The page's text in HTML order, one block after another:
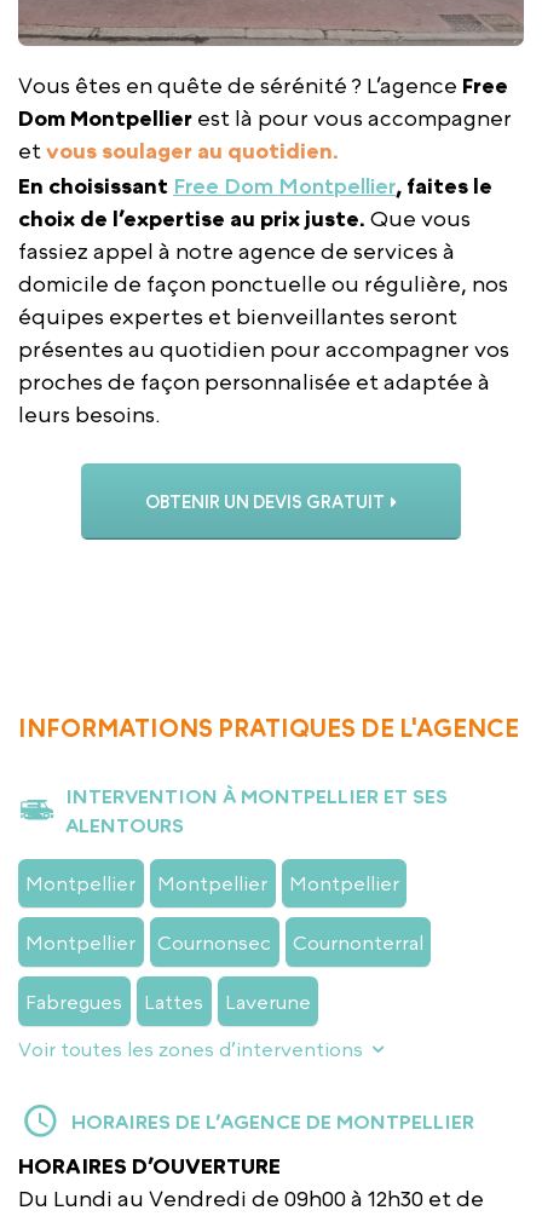
Vous êtes en quête de sérénité ? L’agence Free
Dom Montpellier est là pour vous accompagner
etvous soulager au quotidien.
En choisissant Free Dom Montpellier, faites le
choix de l’expertise au prix juste. Que vous
fassiez appel à notre agence de services à
domicile de façon ponctuelle ou régulière, nos
équipes expertes et bienveillantes seront
présentes au quotidien pour accompagner vos
proches de façon personnalisée et adaptée à
leurs besoins.
OBTENIR UN DEVIS GRATUIT
INFORMATIONS PRATIQUES DE L'AGENCE
INTERVENTION À MONTPELLIER ET SES
ALENTOURS
Montpellier Montpellier Montpellier
Montpellier Cournonsec Cournonterral
Fabregues Lattes Laverune
Voir toutes les zones d’interventions
HORAIRES DE L’AGENCE DE MONTPELLIER
HORAIRES D’OUVERTURE
Du Lundi au Vendredi de 09h00 à 12h30 et de